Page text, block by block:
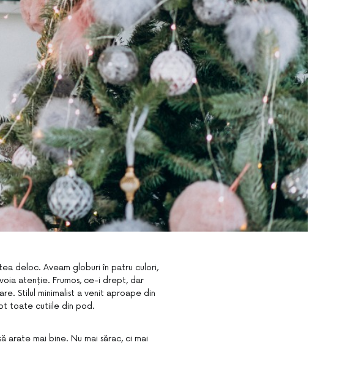
deloc. Aveam globuri în patru culori,
atenție. Frumos, ce-i drept, dar
Stilul minimalist a venit aproape din
toate cutiile din pod.
arate mai bine. Nu mai sărac, ci mai